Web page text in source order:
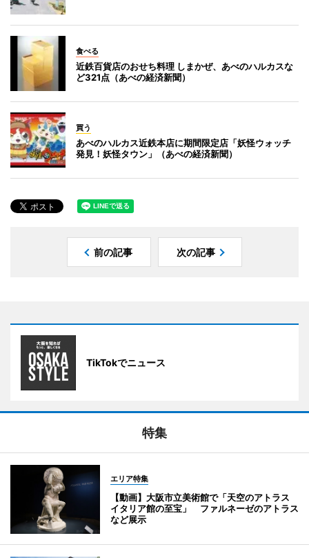
食べる
近鉄百貨店のおせち料理 しまかぜ、あべのハルカスな
ど321点（あべの経済新聞）
買う
あべのハルカス近鉄本店に期間限定店「妖怪ウォッチ
発見！妖怪タウン」（あべの経済新聞）
前の記事 次の記事
TikTokでニュース
特集
エリア特集
【動画】大阪市立美術館で「天空のアトラス
イタリア館の至宝」 ファルネーゼのアトラス
など展示